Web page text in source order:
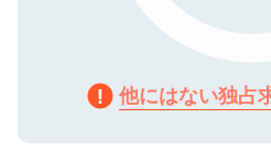
他にはない独占